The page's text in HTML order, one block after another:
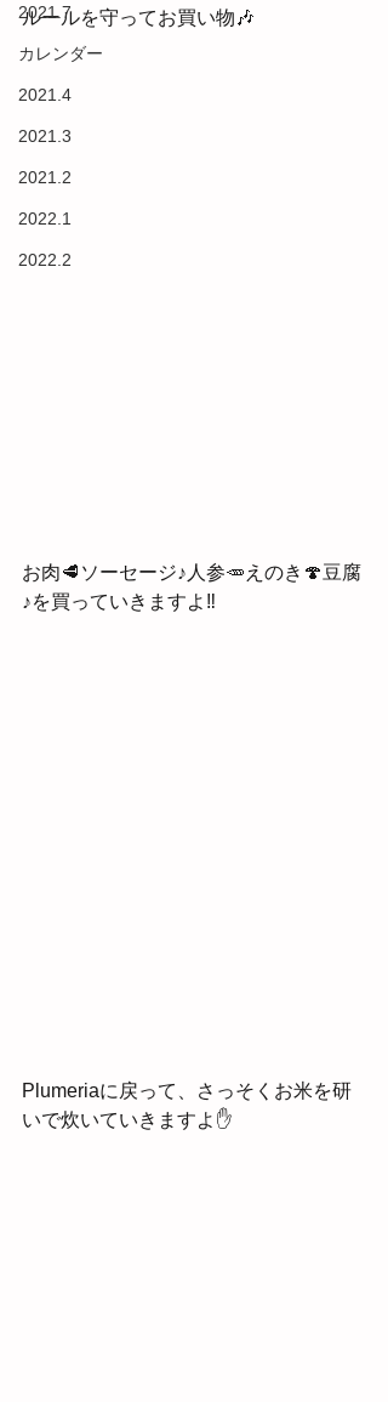
2021.7
カレンダー
2021.4
2021.3
2021.2
2022.1
2022.2
ルールを守ってお買い物🎶
お肉🥩ソーセージ♪人参🥕えのき🍄豆腐
♪を買っていきますよ‼
Plumeriaに戻って、さっそくお米を研
いで炊いていきますよ✋